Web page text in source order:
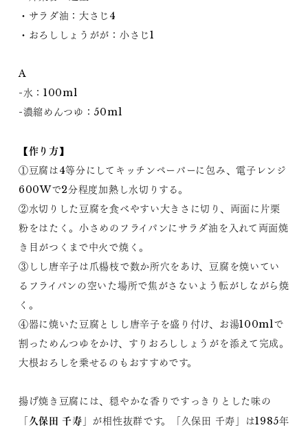
・サラダ油：大さじ4
・おろししょうがが：小さじ1
A
-水：100ml
-濃縮めんつゆ：50ml
【作り方】
①豆腐は4等分にしてキッチンペーパーに包み、電子レンジ
600Wで2分程度加熱し水切りする。
②水切りした豆腐を食べやすい大きさに切り、両面に片栗
粉をはたく。小さめのフライパンにサラダ油を入れて両面焼
き目がつくまで中火で焼く。
③しし唐辛子は爪楊枝で数か所穴をあけ、豆腐を焼いてい
るフライパンの空いた場所で焦がさないよう転がしながら焼
く。
④器に焼いた豆腐としし唐辛子を盛り付け、お湯100mlで
割っためんつゆをかけ、すりおろししょうがを添えて完成。
大根おろしを乗せるのもおすすめです。
揚げ焼き豆腐には、穏やかな香りですっきりとした味の
「久保田 千寿 」が相性抜群です。「久保田 千寿」は1985年